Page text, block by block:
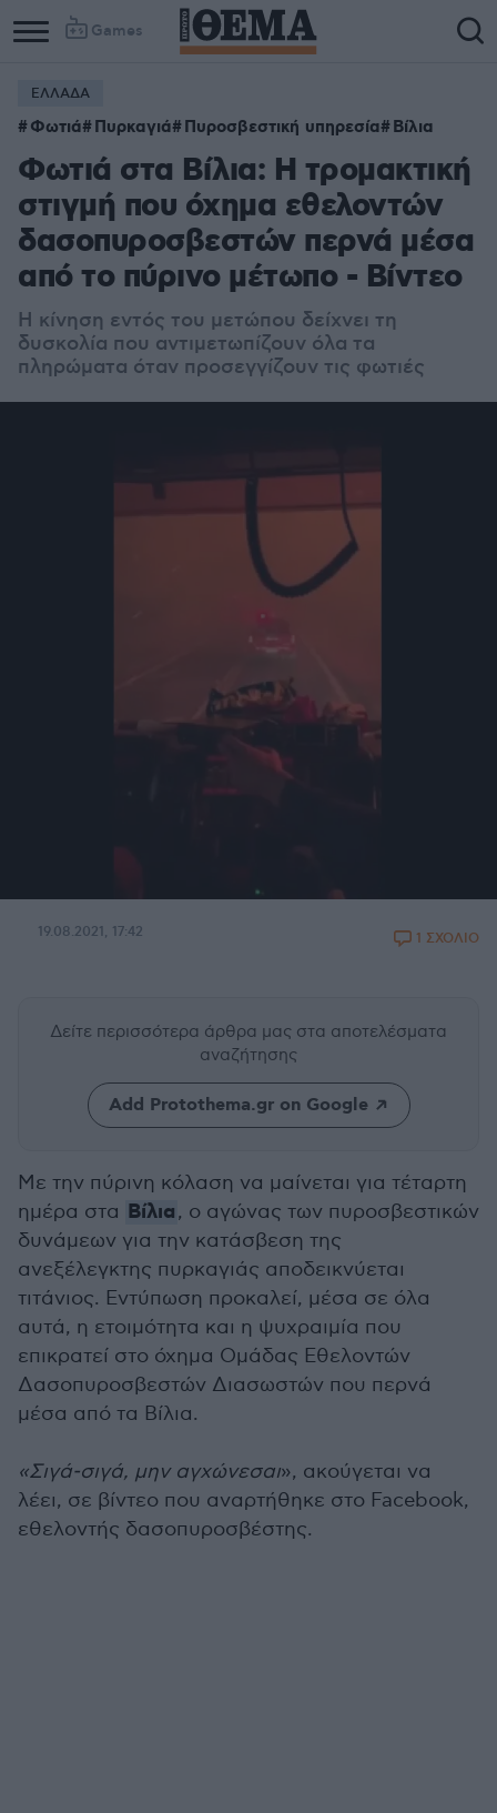
Games
ΕΛΛΑΔΑ
Φωτιά Πυρκαγιά Πυροσβεστική υπηρεσία Βίλια
Φωτιά στα Βίλια: Η τρομακτική
στιγμή που όχημα εθελοντών
δασοπυροσβεστών περνά μέσα
από το πύρινο μέτωπο - Βίντεο
Η κίνηση εντός του μετώπου δείχνει τη
δυσκολία που αντιμετωπίζουν όλα τα
πληρώματα όταν προσεγγίζουν τις φωτιές
19.08.2021, 17:42 1 ΣΧΟΛΙΟ
Δείτε περισσότερα άρθρα μας στα αποτελέσματα
αναζήτησης
Add Protothema.gr on Google
Με την πύρινη κόλαση να μαίνεται για τέταρτη
ημέρα στα Βίλια, ο αγώνας των πυροσβεστικών
δυνάμεων για την κατάσβεση της
ανεξέλεγκτης πυρκαγιάς αποδεικνύεται
τιτάνιος. Εντύπωση προκαλεί, μέσα σε όλα
αυτά, η ετοιμότητα και η ψυχραιμία που
επικρατεί στο όχημα Ομάδας Εθελοντών
Δασοπυροσβεστών Διασωστών που περνά
μέσα από τα Βίλια.
«Σιγά-σιγά, μην αγχώνεσαι», ακούγεται να
λέει, σε βίντεο που αναρτήθηκε στο Facebook,
εθελοντής δασοπυροσβέστης.